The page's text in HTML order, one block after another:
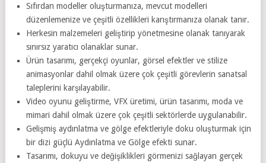
Sıfırdan modeller oluşturmanıza, mevcut modelleri
düzenlemenize ve çeşitli özellikleri karıştırmanıza olanak tanır.
Herkesin malzemeleri geliştirip yönetmesine olanak tanıyarak
sınırsız yaratıcı olanaklar sunar.
Ürün tasarımı, gerçekçi oyunlar, görsel efektler ve stilize
animasyonlar dahil olmak üzere çok çeşitli görevlerin sanatsal
taleplerini karşılayabilir.
Video oyunu geliştirme, VFX üretimi, ürün tasarımı, moda ve
mimari dahil olmak üzere çok çeşitli sektörlerde uygulanabilir.
Gelişmiş aydınlatma ve gölge efektleriyle doku oluşturmak için
bir dizi güçlü Aydınlatma ve Gölge efekti sunar.
Tasarımı, dokuyu ve değişiklikleri görmenizi sağlayan gerçek